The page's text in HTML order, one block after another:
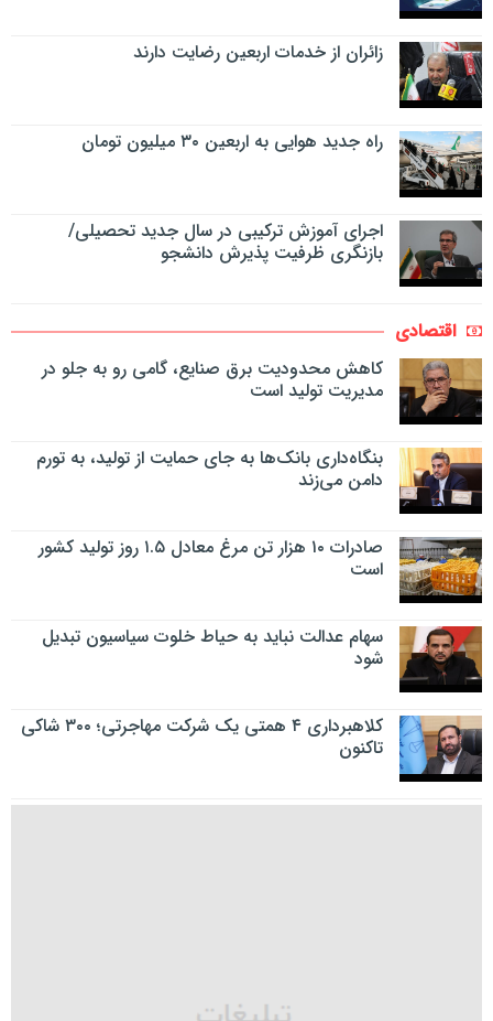
زائران از خدمات اربعین رضایت دارند
راه جدید هوایی به اربعین ۳۰ میلیون تومان
اجرای آموزش ترکیبی در سال جدید تحصیلی/
بازنگری ظرفیت پذیرش دانشجو
اقتصادی
کاهش محدودیت برق صنایع، گامی رو به جلو در
مدیریت تولید است
بنگاه‌داری بانک‌ها به جای حمایت از تولید، به تورم
دامن می‌زند
صادرات ۱۰ هزار تن مرغ معادل ۱.۵ روز تولید کشور
است
سهام عدالت نباید به حیاط خلوت سیاسیون تبدیل
شود
کلاهبرداری ۴ همتی یک شرکت مهاجرتی؛ ۳۰۰ شاکی
تاکنون